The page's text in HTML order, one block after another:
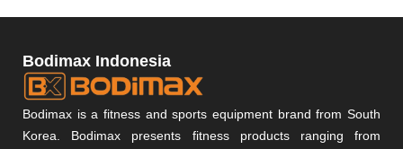
Bodimax Indonesia
Bodimax is a fitness and sports equipment brand from South
Korea. Bodimax presents fitness products ranging from